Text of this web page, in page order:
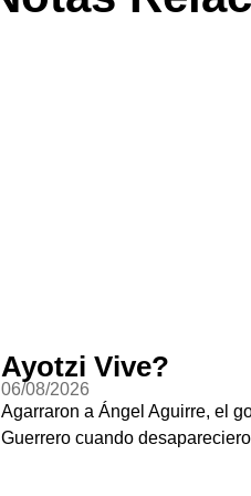
Ayotzi Vive?
06/08/2026
Agarraron a Ángel Aguirre, el
Guerrero cuando